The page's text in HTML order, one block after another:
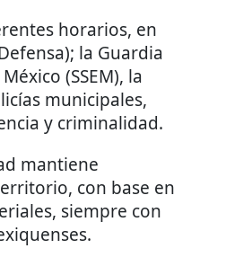
horarios, en
la Guardia
(SSEM), la
municipales,
y criminalidad.
mantiene
con base en
siempre con